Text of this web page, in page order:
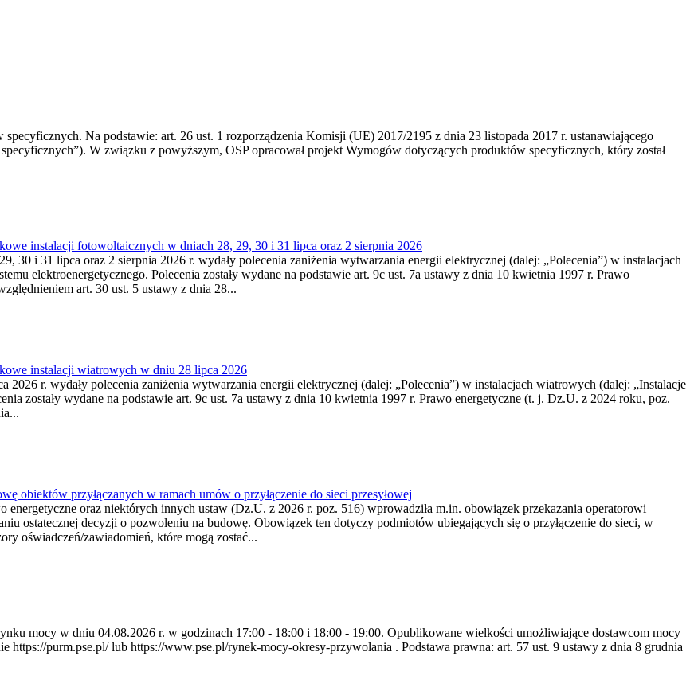
Na podstawie: art. 26 ust. 1 rozporządzenia Komisji (UE) 2017/2195 z dnia 23‍ listopada 2017 r. ustanawiającego
W związku z powyższym, OSP opracował projekt Wymogów dotyczących produktów specyficznych, który został
instalacji fotowoltaicznych w dniach 28, 29, 30 i 31 lipca oraz 2 sierpnia 2026
30 i 31 lipca oraz 2 sierpnia 2026 r. wydały polecenia zaniżenia wytwarzania energii elektrycznej (dalej: „Polecenia”) w instalacjach
elektroenergetycznego. Polecenia zostały wydane na podstawie art. 9c ust. 7a ustawy z dnia 10 kwietnia 1997 r. Prawo
art. 30 ust. 5 ustawy z dnia 28...
instalacji wiatrowych w dniu 28 lipca 2026
r. wydały polecenia zaniżenia wytwarzania energii elektrycznej (dalej: „Polecenia”) w instalacjach wiatrowych (dalej: „Instalacje
zostały wydane na podstawie art. 9c ust. 7a ustawy z dnia 10 kwietnia 1997 r. Prawo energetyczne (t. j. Dz.U. z 2024 roku, poz.
obiektów przyłączanych w ramach umów o przyłączenie do sieci przesyłowej
energetyczne oraz niektórych innych ustaw (Dz.U. z 2026 r. poz. 516) wprowadziła m.in. obowiązek przekazania operatorowi
ostatecznej decyzji o pozwoleniu na budowę. Obowiązek ten dotyczy podmiotów ubiegających się o przyłączenie do sieci, w
oświadczeń/zawiadomień, które mogą zostać...
mocy w dniu 04.08.2026 r. w godzinach 17:00 - 18:00 i 18:00 - 19:00. Opublikowane wielkości umożliwiające dostawcom mocy
https://purm.pse.pl/ lub https://www.pse.pl/rynek-mocy-okresy-przywolania . Podstawa prawna: art. 57 ust. 9 ustawy z dnia 8 grudnia